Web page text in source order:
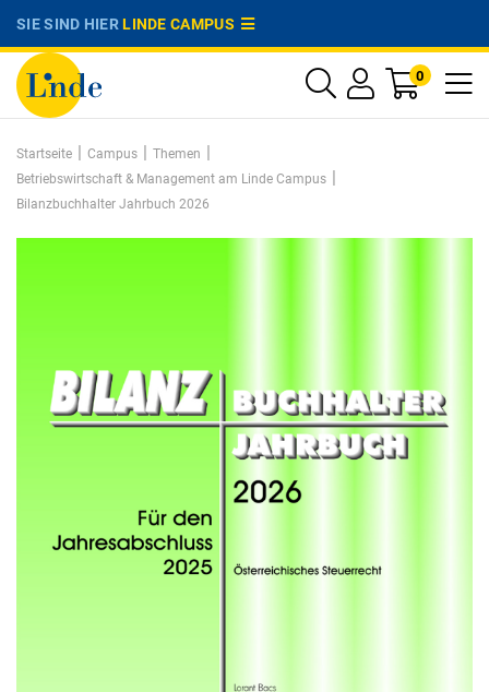
SIE SIND HIERLINDE CAMPUS
0
Startseite | Campus | Themen |
Betriebswirtschaft & Management am Linde Campus |
Bilanzbuchhalter Jahrbuch 2026